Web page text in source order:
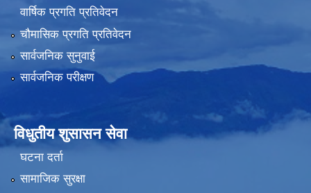
वार्षिक प्रगति प्रतिवेदन
चौमासिक प्रगति प्रतिवेदन
सार्वजनिक सुनुवाई
सार्वजनिक परीक्षण
विधुतीय शुसासन सेवा
घटना दर्ता
सामाजिक सुरक्षा